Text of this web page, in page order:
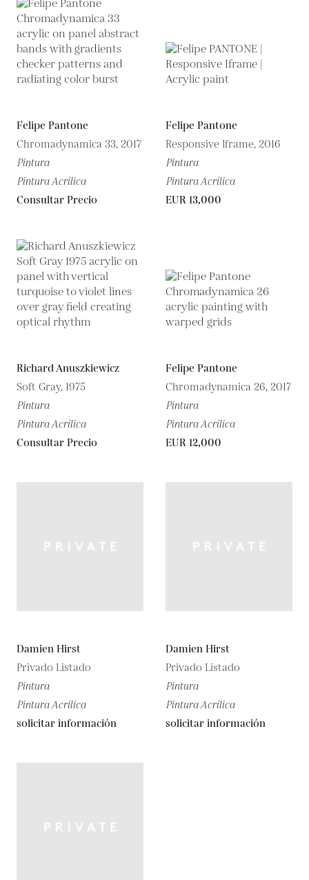
Felipe Pantone
Chromadynamica 33, 2017
Pintura
Pintura Acrílica
Consultar Precio
Felipe Pantone
Responsive Iframe, 2016
Pintura
Pintura Acrílica
EUR 13,000
Richard Anuszkiewicz
Soft Gray, 1975
Pintura
Pintura Acrílica
Consultar Precio
Felipe Pantone
Chromadynamica 26, 2017
Pintura
Pintura Acrílica
EUR 12,000
Damien Hirst
Privado Listado
Pintura
Pintura Acrílica
solicitar información
Damien Hirst
Privado Listado
Pintura
Pintura Acrílica
solicitar información